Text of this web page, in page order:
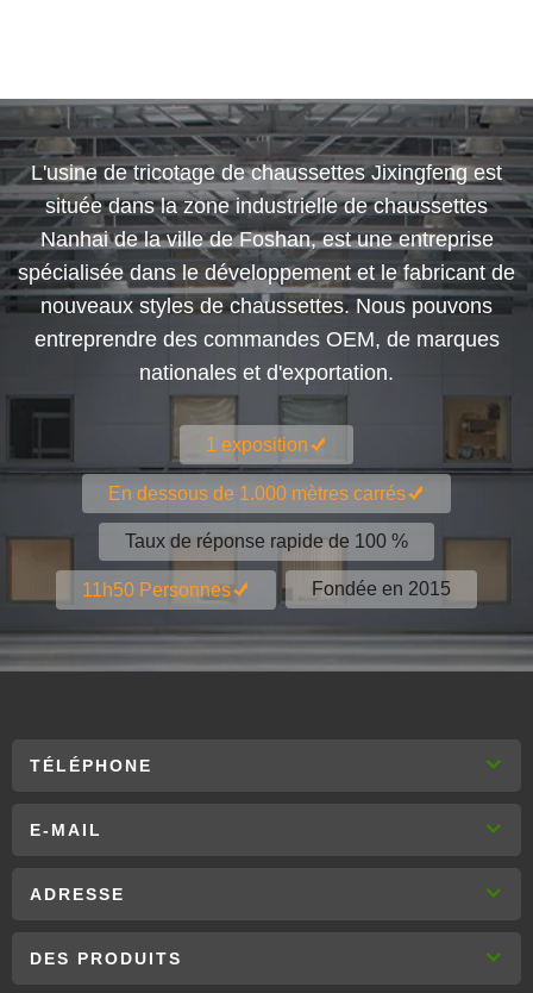
L'usine de tricotage de chaussettes Jixingfeng est
située dans la zone industrielle de chaussettes
Nanhai de la ville de Foshan, est une entreprise
spécialisée dans le développement et le fabricant de
nouveaux styles de chaussettes. Nous pouvons
entreprendre des commandes OEM, de marques
nationales et d'exportation.
1 exposition
En dessous de 1.000 mètres carrés
Taux de réponse rapide de 100 %
11h50 Personnes Fondée en 2015
TÉLÉPHONE
E-MAIL
ADRESSE
DES PRODUITS